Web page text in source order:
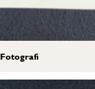
Fotografi